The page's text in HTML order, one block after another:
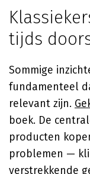
tijds
Sommige
fundamenteel
relevant zijn.
boek. De
producten
problemen —
verstrekkende